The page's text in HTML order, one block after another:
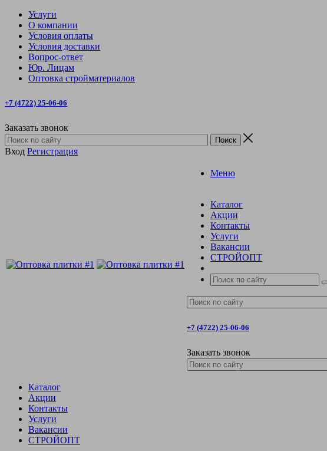
Услуги
О компании
Условия оплаты
Условия доставки
Вопрос-ответ
Юр. Лицам
Оптовка стройматериалов
+7 (4722) 25-06-06
Заказать звонок
Вход Регистрация
Меню
Каталог
Акции
Контакты
Услуги
Вакансии
СТРОЙОПТ
+7 (4722) 25-06-06
Заказать звонок
Каталог
Акции
Контакты
Услуги
Вакансии
СТРОЙОПТ